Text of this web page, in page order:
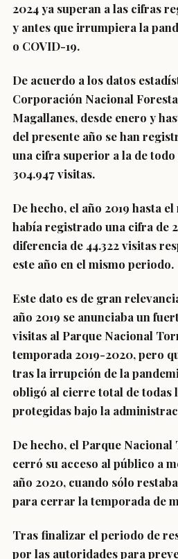
2024 ya superan a las cifras
y antes que irrumpiera la
o COVID-19.
De acuerdo a los datos
Corporación Nacional
Magallanes, desde enero y
del presente año se han
una cifra superior a la de todo
304.947 visitas.
De hecho, el año 2019 hasta
había registrado una cifra de
diferencia de 44.322 visitas
este año en el mismo periodo.
Este dato es de gran
año 2019 se anunciaba un
visitas al Parque Nacional
temporada 2019-2020, pero
tras la irrupción de la
obligó al cierre total de todas
protegidas bajo la
De hecho, el Parque
cerró su acceso al público a
año 2020, cuando sólo
para cerrar la temporada de
Tras finalizar el periodo de
por las autoridades para